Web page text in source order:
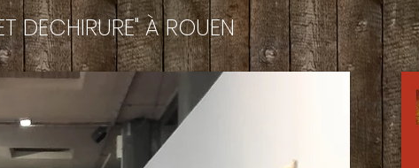
DECHIRURE" À ROUEN